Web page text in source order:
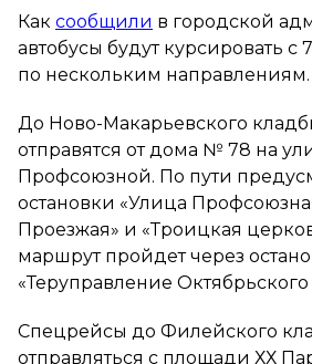
Как сообщили в городской
автобусы будут курсировать с
по нескольким направлениям.
До Ново-Макарьевского
отправятся от дома № 78 на
Профсоюзной. По пути
остановки «Улица
Проезжая» и «Троицкая
маршрут пройдет через
«Теруправление Октябрьского
Спецрейсы до Филейского
отправляться с площади ХХ